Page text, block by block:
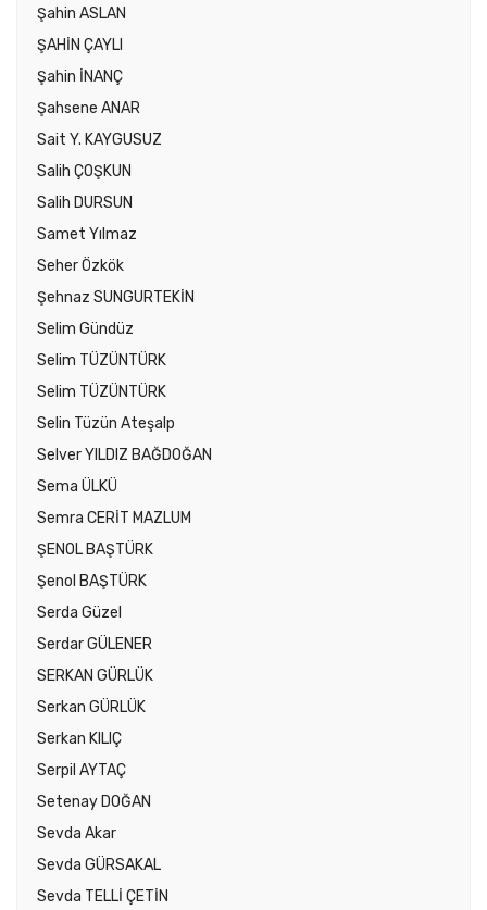
Şahin ASLAN
ŞAHİN ÇAYLI
Şahin İNANÇ
Şahsene ANAR
Sait Y. KAYGUSUZ
Salih ÇOŞKUN
Salih DURSUN
Samet Yılmaz
Seher Özkök
Şehnaz SUNGURTEKİN
Selim Gündüz
Selim TÜZÜNTÜRK
Selim TÜZÜNTÜRK
Selin Tüzün Ateşalp
Selver YILDIZ BAĞDOĞAN
Sema ÜLKÜ
Semra CERİT MAZLUM
ŞENOL BAŞTÜRK
Şenol BAŞTÜRK
Serda Güzel
Serdar GÜLENER
SERKAN GÜRLÜK
Serkan GÜRLÜK
Serkan KILIÇ
Serpil AYTAÇ
Setenay DOĞAN
Sevda Akar
Sevda GÜRSAKAL
Sevda TELLİ ÇETİN